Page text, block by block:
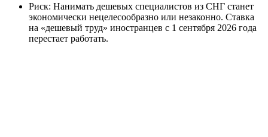
Риск: Нанимать дешевых специалистов из СНГ станет
экономически нецелесообразно или незаконно. Ставка
на «дешевый труд» иностранцев с 1 сентября 2026 года
перестает работать.